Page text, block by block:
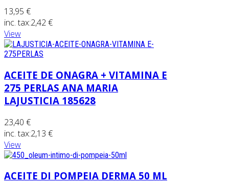
13,95 €
inc. tax:2,42 €
View
ACEITE DE ONAGRA + VITAMINA E
275 PERLAS ANA MARIA
LAJUSTICIA 185628
23,40 €
inc. tax:2,13 €
View
ACEITE DI POMPEIA DERMA 50 ML